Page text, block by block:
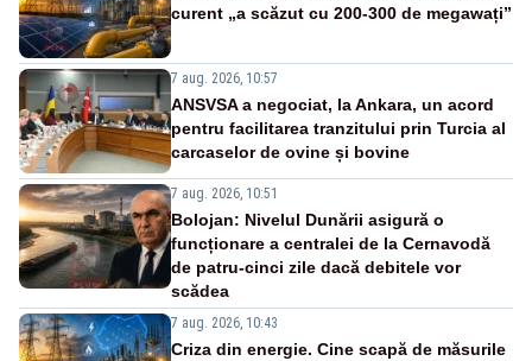
curent „a scăzut cu 200-300 de megawați”
7 aug. 2026, 10:57
ANSVSA a negociat, la Ankara, un acord
pentru facilitarea tranzitului prin Turcia al
carcaselor de ovine și bovine
7 aug. 2026, 10:51
Bolojan: Nivelul Dunării asigură o
funcționare a centralei de la Cernavodă
de patru-cinci zile dacă debitele vor
scădea
7 aug. 2026, 10:43
Criza din energie. Cine scapă de măsurile